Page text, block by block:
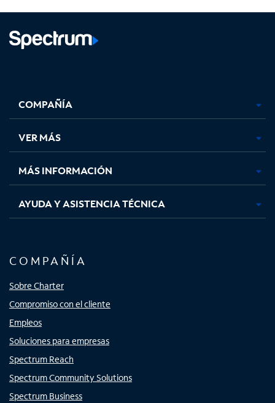
abre
en
pestaña
nueva
abre
en
pestaña
nueva
abre
en
pestaña
nueva
en
nueva
COMPAÑÍA
VER MÁS
MÁS INFORMACIÓN
AYUDA Y ASISTENCIA TÉCNICA
COMPAÑÍA
Sobre Charter
Compromiso con el cliente
Empleos
Soluciones para empresas
Spectrum Reach
Spectrum Community Solutions
Spectrum Business